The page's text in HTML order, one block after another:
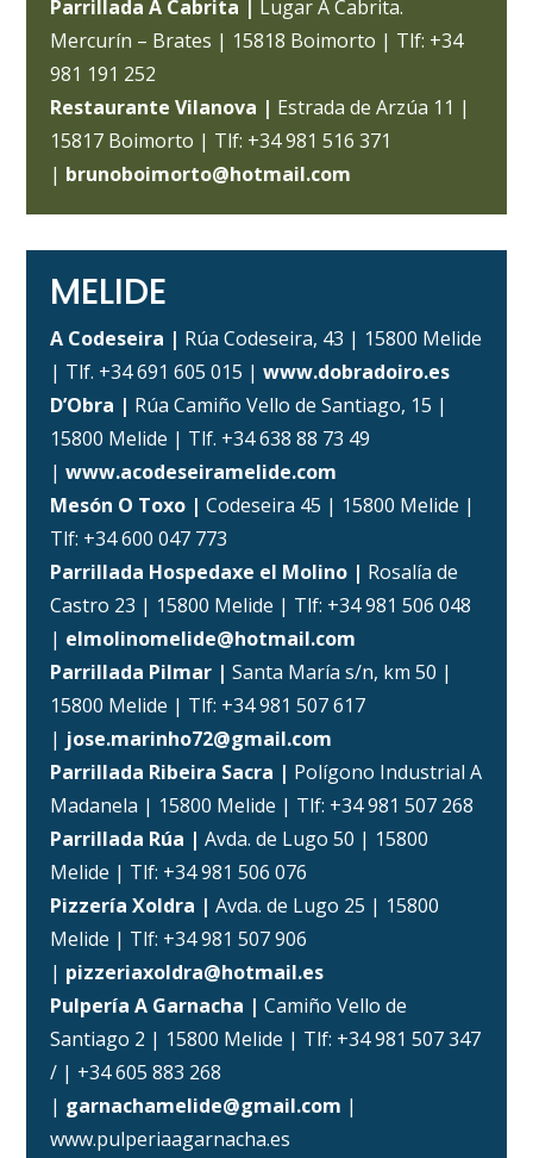
Parrillada A Cabrita |
Lugar A Cabrita.
Mercurín – Brates | 15818 Boimorto | Tlf: +34
981 191 252
Restaurante Vilanova | Estrada de Arzúa 11 |
15817 Boimorto | Tlf: +34 981 516 371
| brunoboimorto@hotmail.com
MELIDE
A Codeseira | Rúa Codeseira, 43 | 15800 Melide
| Tlf. +34 691 605 015 |www.dobradoiro.es
D’Obra | Rúa Camiño Vello de Santiago, 15 |
15800 Melide | Tlf. +34 638 88 73 49
|www.acodeseiramelide.com
Mesón O Toxo |Codeseira 45 | 15800 Melide |
Tlf: +34 600 047 773
Parrillada Hospedaxe el Molino | Rosalía de
Castro 23 | 15800 Melide | Tlf: +34 981 506 048
| elmolinomelide@hotmail.com
Parrillada Pilmar |Santa María s/n, km 50 |
15800 Melide | Tlf: +34 981 507 617
| jose.marinho72@gmail.com
Parrillada Ribeira Sacra | Polígono Industrial A
Madanela | 15800 Melide | Tlf: +34 981 507 268
Parrillada Rúa |Avda. de Lugo 50 | 15800
Melide | Tlf: +34 981 506 076
Pizzería Xoldra |Avda. de Lugo 25 | 15800
Melide | Tlf: +34 981 507 906
| pizzeriaxoldra@hotmail.es
Pulpería A Garnacha |Camiño Vello de
Santiago 2 | 15800 Melide | Tlf: +34 981 507 347
/ | +34 605 883 268
| garnachamelide@gmail.com |
www.pulperiaagarnacha.es